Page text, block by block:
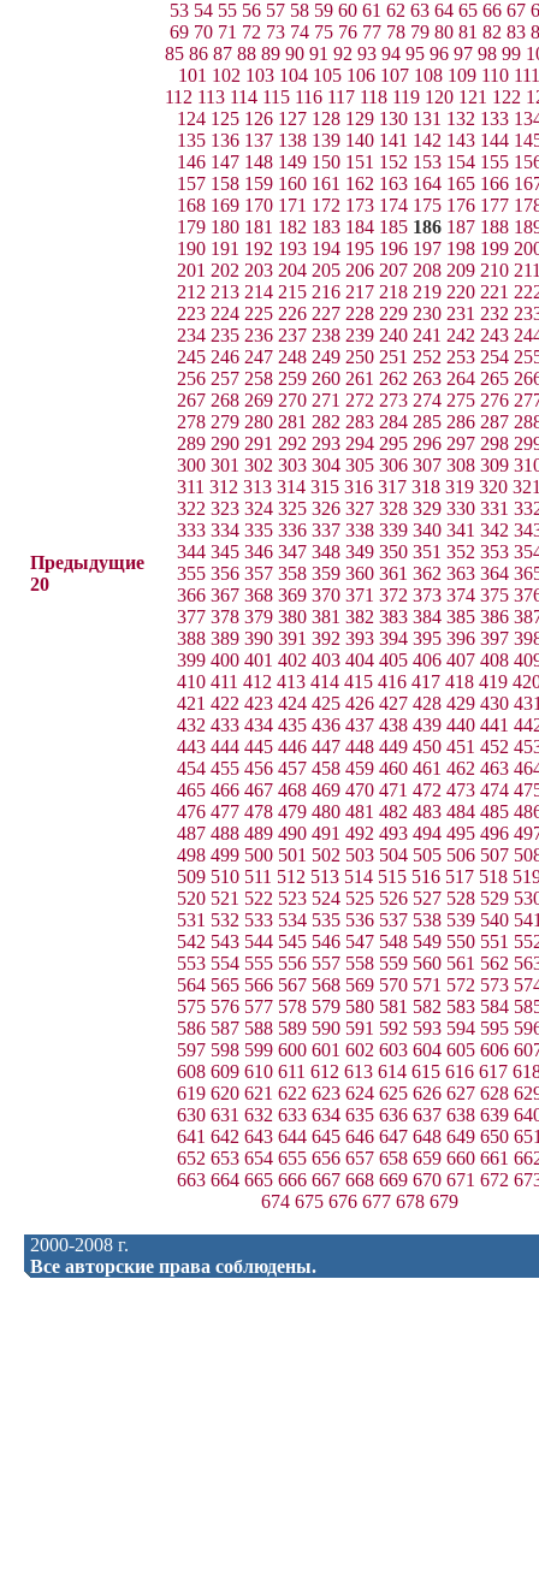
Предыдущие
20
53 54 55 56 57 58 59 60 61 62 63 64 65 66 67
69 70 71 72 73 74 75 76 77 78 79 80 81 82 83
85 86 87 88 89 90 91 92 93 94 95 96 97 98 99
101 102 103 104 105 106 107 108 109 110 111
112 113 114 115 116 117 118 119 120 121 122
124 125 126 127 128 129 130 131 132 133
135 136 137 138 139 140 141 142 143 144
146 147 148 149 150 151 152 153 154 155
157 158 159 160 161 162 163 164 165 166
168 169 170 171 172 173 174 175 176 177
179 180 181 182 183 184 185 186 187 188
190 191 192 193 194 195 196 197 198 199
201 202 203 204 205 206 207 208 209 210
212 213 214 215 216 217 218 219 220 221
223 224 225 226 227 228 229 230 231 232
234 235 236 237 238 239 240 241 242 243
245 246 247 248 249 250 251 252 253 254
256 257 258 259 260 261 262 263 264 265
267 268 269 270 271 272 273 274 275 276
278 279 280 281 282 283 284 285 286 287
289 290 291 292 293 294 295 296 297 298
300 301 302 303 304 305 306 307 308 309
311 312 313 314 315 316 317 318 319 320
322 323 324 325 326 327 328 329 330 331
333 334 335 336 337 338 339 340 341 342
344 345 346 347 348 349 350 351 352 353
355 356 357 358 359 360 361 362 363 364
366 367 368 369 370 371 372 373 374 375
377 378 379 380 381 382 383 384 385 386
388 389 390 391 392 393 394 395 396 397
399 400 401 402 403 404 405 406 407 408
410 411 412 413 414 415 416 417 418 419
421 422 423 424 425 426 427 428 429 430
432 433 434 435 436 437 438 439 440 441
443 444 445 446 447 448 449 450 451 452
454 455 456 457 458 459 460 461 462 463
465 466 467 468 469 470 471 472 473 474
476 477 478 479 480 481 482 483 484 485
487 488 489 490 491 492 493 494 495 496
498 499 500 501 502 503 504 505 506 507
509 510 511 512 513 514 515 516 517 518
520 521 522 523 524 525 526 527 528 529
531 532 533 534 535 536 537 538 539 540
542 543 544 545 546 547 548 549 550 551
553 554 555 556 557 558 559 560 561 562
564 565 566 567 568 569 570 571 572 573
575 576 577 578 579 580 581 582 583 584
586 587 588 589 590 591 592 593 594 595
597 598 599 600 601 602 603 604 605 606
608 609 610 611 612 613 614 615 616 617
619 620 621 622 623 624 625 626 627 628
630 631 632 633 634 635 636 637 638 639
641 642 643 644 645 646 647 648 649 650
652 653 654 655 656 657 658 659 660 661
663 664 665 666 667 668 669 670 671 672
674 675 676 677 678 679
2000-2008 г.
Все авторские права соблюдены.